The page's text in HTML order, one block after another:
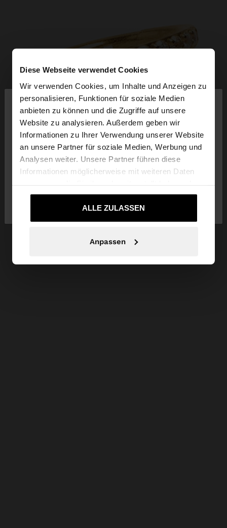
Diese Webseite verwendet Cookies
Wir verwenden Cookies, um Inhalte und Anzeigen zu
personalisieren, Funktionen für soziale Medien
anbieten zu können und die Zugriffe auf unsere
Website zu analysieren. Außerdem geben wir
Informationen zu Ihrer Verwendung unserer Website
an unsere Partner für soziale Medien, Werbung und
Analysen weiter. Unsere Partner führen diese
Informationen möglicherweise mit weiteren Daten
die sie im Rahmen Ihrer Nutzung der Dienste
gesammelt haben.ALLE ZULASSEN
Anpassen
hallo
Sie greifen von Austria auf die Website zu.
Möchten Sie unsere United States Website
Ja, bringen Sie mich zu
United States